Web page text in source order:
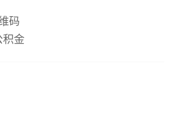
码
积金